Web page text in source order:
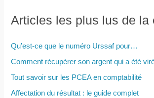
e
c
h
Articles les plus lus de la
Qu’est-ce que le numéro Urssaf pour…
Comment récupérer son argent qui a été
Tout savoir sur les PCEA en comptabilité
Affectation du résultat : le guide complet